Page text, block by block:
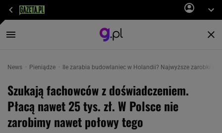
News Pieniądze Ile zarabia budowlaniec w Holandii? Najwyższe zarobki w
Szukają fachowców z doświadczeniem.
Płacą nawet 25 tys. zł. W Polsce nie
zarobimy nawet połowy tego